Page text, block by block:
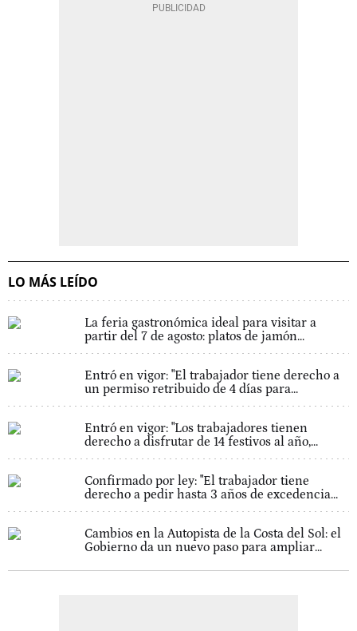
LO MÁS LEÍDO
La feria gastronómica ideal para visitar a
partir del 7 de agosto: platos de jamón...
Entró en vigor: "El trabajador tiene derecho a
un permiso retribuido de 4 días para...
Entró en vigor: "Los trabajadores tienen
derecho a disfrutar de 14 festivos al año,...
Confirmado por ley: "El trabajador tiene
derecho a pedir hasta 3 años de excedencia...
Cambios en la Autopista de la Costa del Sol: el
Gobierno da un nuevo paso para ampliar...